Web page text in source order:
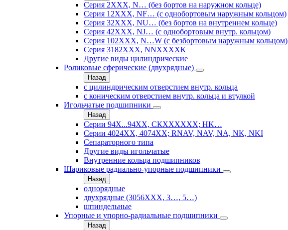
Серия 2ХХХ, N… (без бортов на наружном кольце)
Серия 12ХХХ, NF… (с однобортовым наружным кольцом)
Серия 32ХХХ, NU… (без бортов на внутреннем кольце)
Серия 42ХХХ, NJ… (с однобортовым внутр. кольцом)
Серия 102ХХХ, N…W (с безбортовым наружным кольцом)
Серия 3182ХХХ, NNХХХХК
Другие виды цилиндрические
Роликовые сферические (двухрядные)
Назад
с цилиндрическим отверстием внутр. кольца
с коническим отверстием внутр. кольца и втулкой
Игольчатые подшипники
Назад
Серии 94Х...94ХХ, СКХХХХХХ; HK…
Серии 4024ХХ, 4074ХХ; RNAV, NAV, NA, NK, NKI
Сепараторного типа
Другие виды игольчатые
Внутренние кольца подшипников
Шариковые радиально-упорные подшипники
Назад
однорядные
двухрядные (3056ХХХ, 3…, 5…)
шпиндельные
Упорные и упорно-радиальные подшипники
Назад